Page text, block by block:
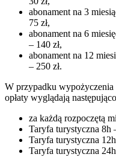
abonament na 3
75 zł,
abonament na 6
– 140 zł,
abonament na 12
– 250 zł.
W przypadku
opłaty wyglądają
za każdą rozpoczętą
Taryfa turystyczna 8h
Taryfa turystyczna
Taryfa turystyczna